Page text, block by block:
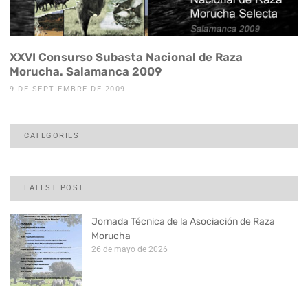
XXVI Consurso Subasta Nacional de Raza
Morucha. Salamanca 2009
9 DE SEPTIEMBRE DE 2009
CATEGORIES
LATEST POST
Jornada Técnica de la Asociación de Raza
Morucha
26 de mayo de 2026